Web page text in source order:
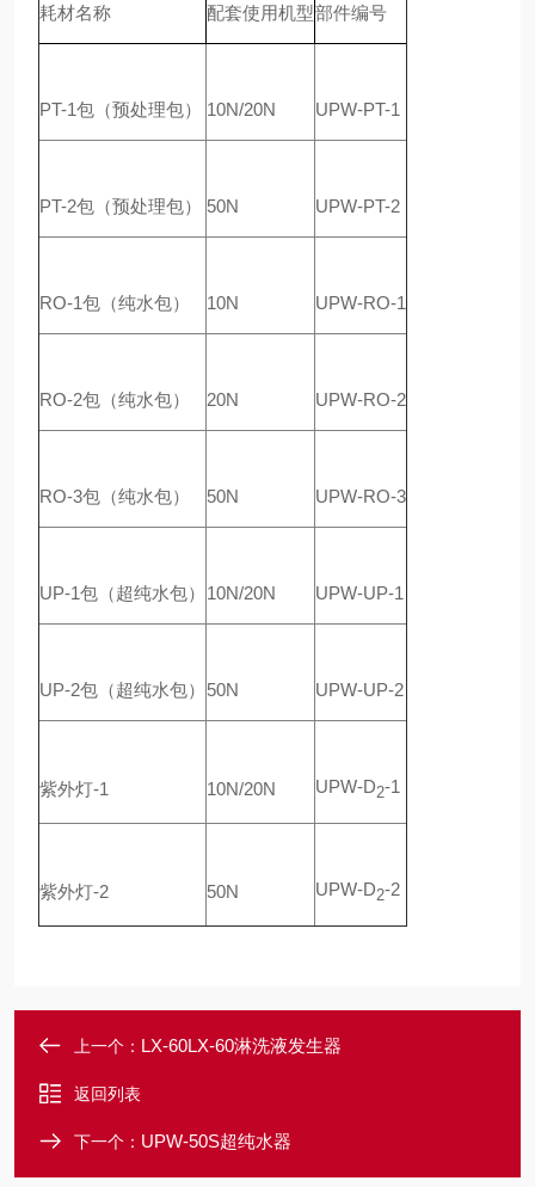
耗材名称 配套使用机型部件编号
PT-1包（预处理包） 10N/20N UPW-PT-1
PT-2包（预处理包） 50N UPW-PT-2
RO-1包（纯水包） 10N UPW-RO-1
RO-2包（纯水包） 20N UPW-RO-2
RO-3包（纯水包） 50N UPW-RO-3
UP-1包（超纯水包） 10N/20N UPW-UP-1
UP-2包（超纯水包） 50N UPW-UP-2
紫外灯-1 10N/20N UPW-D2-1
紫外灯-2 50N UPW-D2-2
上一个： LX-60LX-60淋洗液发生器
返回列表
下一个： UPW-50S超纯水器